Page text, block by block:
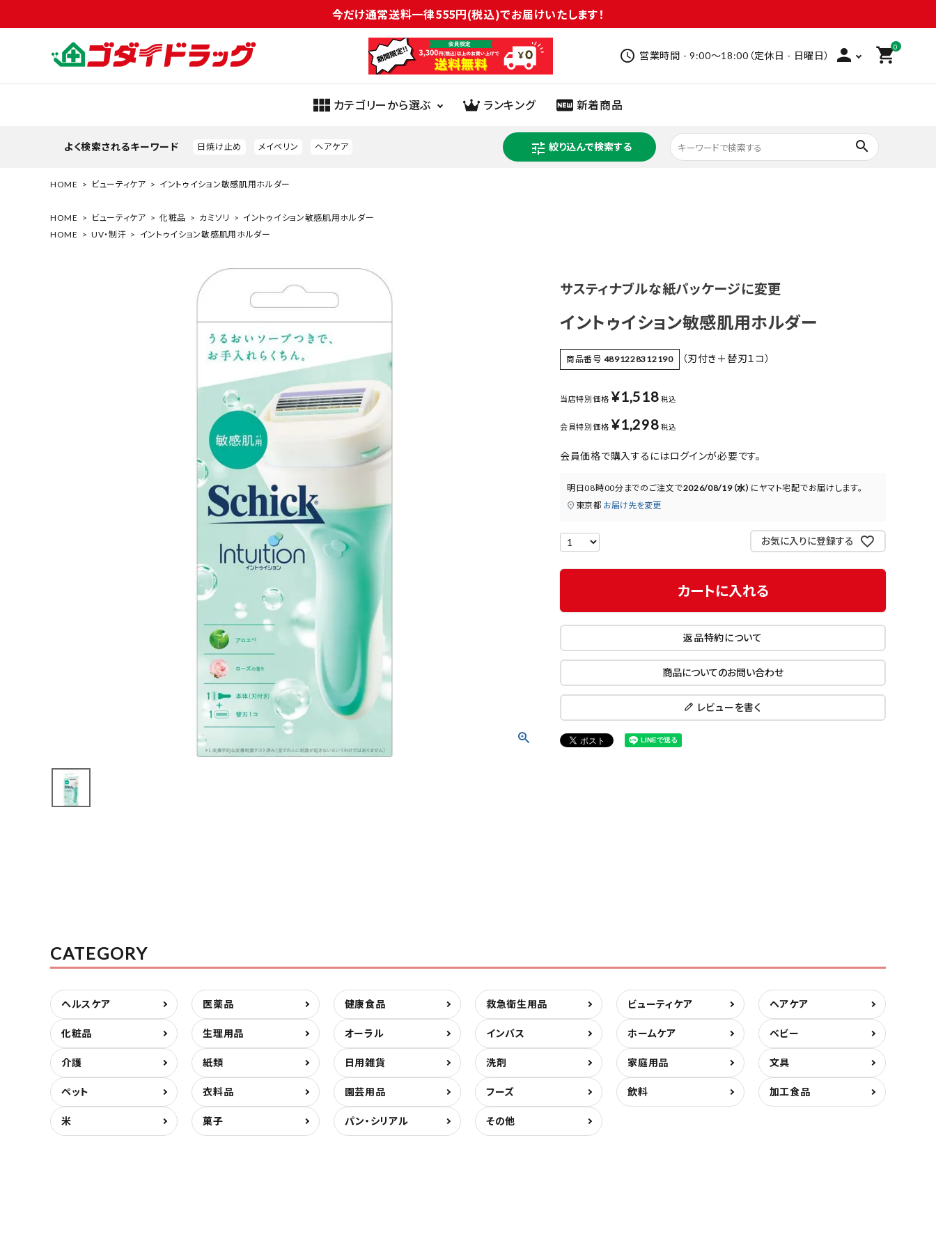
今だけ通常送料一律555円(税込)でお届けいたします！
schedule 営業時間 - 9:00～18:00（定休日 - 日曜日） person 0
shopping_cart
カテゴリーから選ぶ
健康食品 救急衛生用品 ビューティケア ヘアケア
ペット
米
ランキング 新着商品
よく検索されるキーワード 日焼け止め メイベリン ヘアケア tune 絞り込んで検索する search
HOME ビューティケア イントゥイション敏感肌用ホルダー
HOME ビューティケア 化粧品 カミソリ
イントゥイション敏感肌用ホルダー
HOME
UV・制汗 イントゥイション敏感肌用ホルダー
サスティナブルな紙パッケージに変更
イントゥイション敏感肌用ホルダー
商品番号 4891228312190 （刃付き＋替刃１コ）
当店特別価格 ¥1,518 税込
会員特別価格 ¥1,298 税込
会員価格で購入するにはログインが必要です。
明日08時00分 までのご注文で2026/08/19（水） に ヤマト宅配でお届けします。
東京都 お届け先を変更
お気に入りに登録する
カートに入れる
返品特約について
商品についてのお問い合わせ
レビューを書く
CATEGORY
ヘルスケア 医薬品 健康食品 救急衛生用品 ビューティケア ヘアケア
化粧品 生理用品 オーラル インバス ホームケア ベビー
介護 紙類 日用雑貨 洗剤 家庭用品 文具
ペット 衣料品 園芸用品 フーズ 飲料 加工食品
米 菓子 パン・シリアル その他